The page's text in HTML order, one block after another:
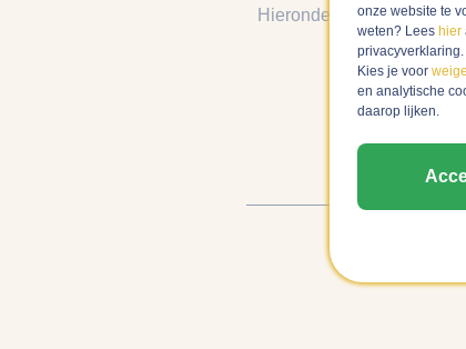
Hieronder vind je alle
onze website te
weten? Lees hier
Kies je voor
en analytische
daarop lijken.